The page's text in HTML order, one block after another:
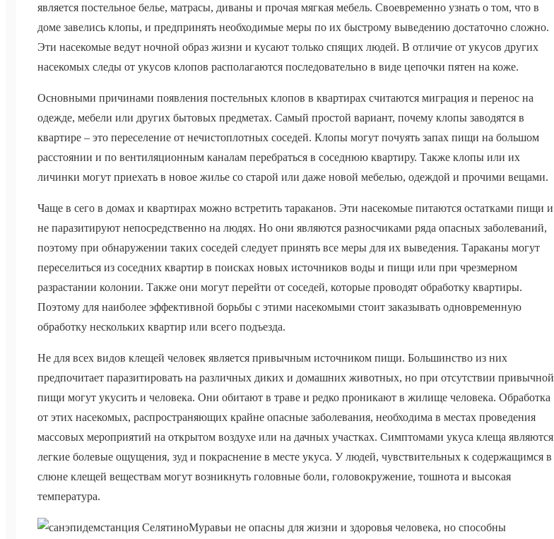
является постельное белье, матрасы, диваны и прочая мягкая мебель. Своевременно узнать о том, что в
доме завелись клопы, и предпринять необходимые меры по их быстрому выведению достаточно сложно.
Эти насекомые ведут ночной образ жизни и кусают только спящих людей. В отличие от укусов других
насекомых следы от укусов клопов располагаются последовательно в виде цепочки пятен на коже.
Основными причинами появления постельных клопов в квартирах считаются миграция и перенос на
одежде, мебели или других бытовых предметах. Самый простой вариант, почему клопы заводятся в
квартире – это переселение от нечистоплотных соседей. Клопы могут почуять запах пищи на большом
расстоянии и по вентиляционным каналам перебраться в соседнюю квартиру. Также клопы или их
личинки могут приехать в новое жилье со старой или даже новой мебелью, одеждой и прочими вещами.
Чаще в сего в домах и квартирах можно встретить тараканов. Эти насекомые питаются остатками пищи и
не паразитируют непосредственно на людях. Но они являются разносчиками ряда опасных заболеваний,
поэтому при обнаружении таких соседей следует принять все меры для их выведения. Тараканы могут
переселиться из соседних квартир в поисках новых источников воды и пищи или при чрезмерном
разрастании колонии. Также они могут перейти от соседей, которые проводят обработку квартиры.
Поэтому для наиболее эффективной борьбы с этими насекомыми стоит заказывать одновременную
обработку нескольких квартир или всего подъезда.
Не для всех видов клещей человек является привычным источником пищи. Большинство из них
предпочитает паразитировать на различных диких и домашних животных, но при отсутствии привычной
пищи могут укусить и человека. Они обитают в траве и редко проникают в жилище человека. Обработка
от этих насекомых, распространяющих крайне опасные заболевания, необходима в местах проведения
массовых мероприятий на открытом воздухе или на дачных участках. Симптомами укуса клеща являются
легкие болевые ощущения, зуд и покраснение в месте укуса. У людей, чувствительных к содержащимся в
слюне клещей веществам могут возникнуть головные боли, головокружение, тошнота и высокая
температура.
Муравьи не опасны для жизни и здоровья человека, но способны